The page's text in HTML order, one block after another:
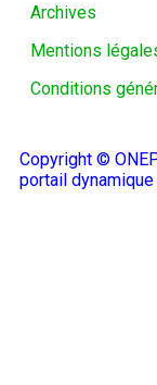
Archives
Mentions
Conditions
Copyright ©
portail